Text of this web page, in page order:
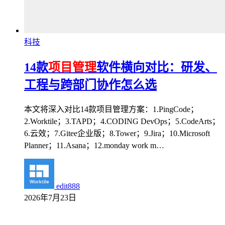
科技
14款项目管理软件横向对比：研发、
工程与跨部门协作怎么选
本文将深入对比14款项目管理方案：1.PingCode；
2.Worktile；3.TAPD；4.CODING DevOps；5.CodeArts；
6.云效；7.Gitee企业版；8.Tower；9.Jira；10.Microsoft
Planner；11.Asana；12.monday work m…
edit888
2026年7月23日